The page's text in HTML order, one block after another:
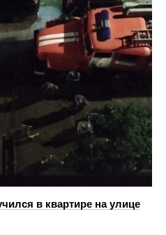
в квартире на улице